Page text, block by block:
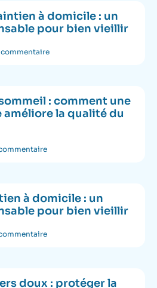
à domicile : un
pour bien vieillir
: comment une
la qualité du
à domicile : un
pour bien vieillir
doux : protéger la